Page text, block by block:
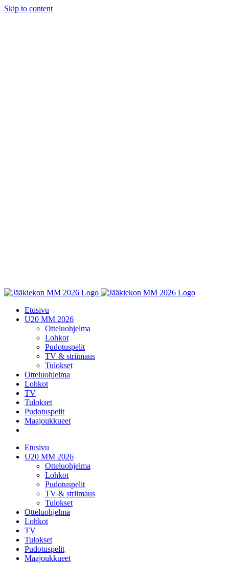
Skip to content
Etusivu
U20 MM 2026
Otteluohjelma
Lohkot
Pudotuspelit
TV & striimaus
Tulokset
Otteluohjelma
Lohkot
TV
Tulokset
Pudotuspelit
Maajoukkueet
Etusivu
U20 MM 2026
Otteluohjelma
Lohkot
Pudotuspelit
TV & striimaus
Tulokset
Otteluohjelma
Lohkot
TV
Tulokset
Pudotuspelit
Maajoukkueet